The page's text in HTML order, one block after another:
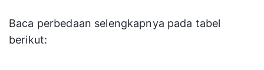
Baca perbedaan selengkapnya pada tabel
berikut: